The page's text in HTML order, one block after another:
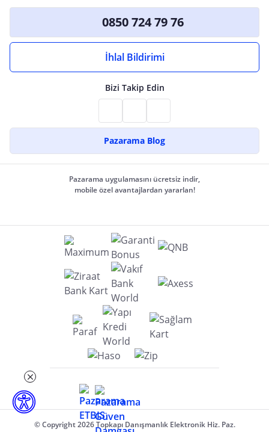
0850 724 79 76
İhlal Bildirimi
Bizi Takip Edin
Pazarama Blog
Pazarama uygulamasını ücretsiz indir,
mobile özel avantajlardan yararlan!
© Copyright 2026 Topkapı Danışmanlık Elektronik Hiz. Paz.